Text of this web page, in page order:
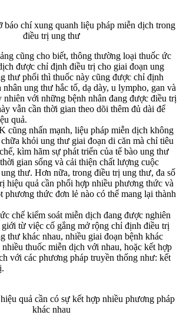
báo chí xung quanh liệu pháp miễn dịch trong
điều trị ung thư
cũng cho biết, thông thường loại thuốc ức
được chỉ định điều trị cho giai đoạn ung
thư phổi thì thuốc này cũng được chỉ định
nhân ung thư hắc tố, dạ dày, u lympho, gan và
nhiên với những bệnh nhân đang được điều trị
vẫn cần thời gian theo dõi thêm đủ dài để
quả.
cũng nhấn mạnh, liệu pháp miễn dịch không
khỏi ung thư giai đoạn di căn mà chỉ tiêu
kìm hãm sự phát triển của tế bào ung thư
gian sống và cải thiện chất lượng cuộc
thư. Hơn nữa, trong điều trị ung thư, đa số
hiệu quả cần phối hợp nhiều phương thức và
phương thức đơn lẻ nào có thể mang lại thành
chế kiểm soát miễn dịch đang được nghiên
từ việc cố gắng mở rộng chỉ định điều trị
thư khác nhau, nhiều giai đoạn bệnh khác
thuốc miễn dịch với nhau, hoặc kết hợp
với các phương pháp truyền thống như: kết
quả cần có sự kết hợp nhiều phương pháp
khác nhau